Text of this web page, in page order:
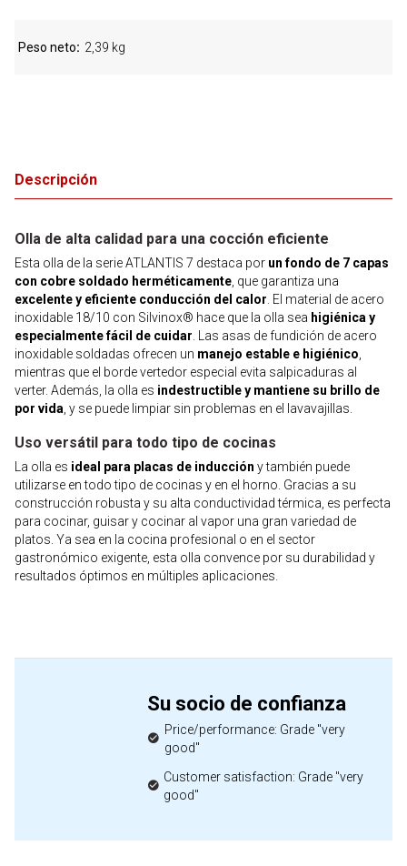
Descripción
Olla de alta calidad para una cocción eficiente
Esta olla de la serie ATLANTIS 7 destaca por un fondo de 7 capas
con cobre soldado herméticamente , que garantiza una
excelente y eficiente conducción del calor . El material de acero
inoxidable 18/10 con Silvinox® hace que la olla sea higiénica y
especialmente fácil de cuidar . Las asas de fundición de acero
inoxidable soldadas ofrecen un manejo estable e higiénico
mientras que el borde vertedor especial evita salpicaduras al
verter. Además, la olla es indestructible y mantiene su brillo de
por vida , y se puede limpiar sin problemas en el lavavajillas.
Uso versátil para todo tipo de cocinas
La olla es ideal para placas de inducción y también puede
utilizarse en todo tipo de cocinas y en el horno. Gracias a su
construcción robusta y su alta conductividad térmica, es perfecta
para cocinar, guisar y cocinar al vapor una gran variedad de
platos. Ya sea en la cocina profesional o en el sector
gastronómico exigente, esta olla convence por su durabilidad y
resultados óptimos en múltiples aplicaciones.
Peso neto 2,39 kg
Su socio de confianza
Price/performance: Grade "very
good"
Customer satisfaction: Grade "very
good"